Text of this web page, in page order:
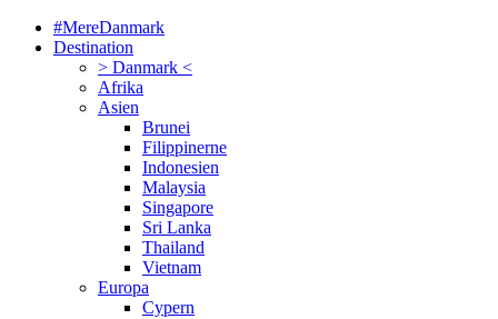
#MereDanmark
Destination
> Danmark <
Afrika
Asien
Brunei
Filippinerne
Indonesien
Malaysia
Singapore
Sri Lanka
Thailand
Vietnam
Europa
Cypern